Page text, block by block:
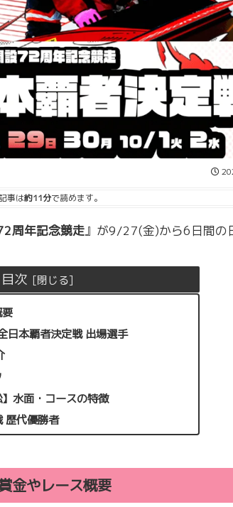
事は約11分で読めます。
周年記念競走』が9/27(金)から6日間の
目次
日本覇者決定戦 出場選手
】水面・コースの特徴
歴代優勝者
金やレース概要